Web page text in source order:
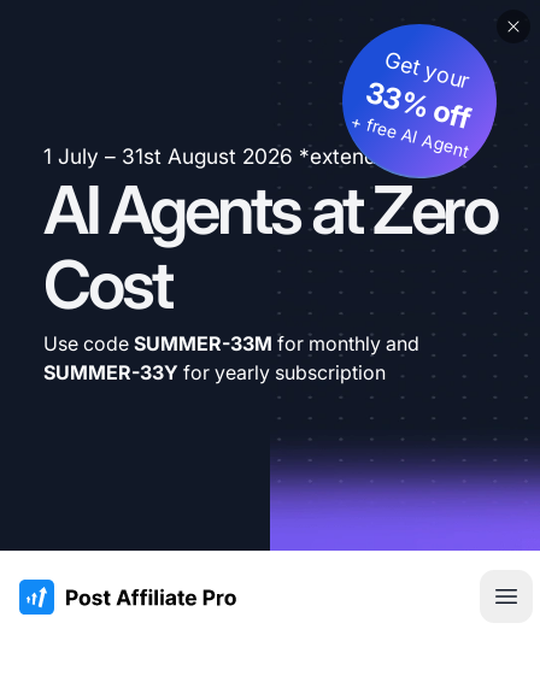
1 July – 31st August 2026 *extended
AI Agents at Zero
Cost
Get your
33% off
+ free AI Agent
Use code SUMMER-33M for monthly and
SUMMER-33Y for yearly subscription
:site.title